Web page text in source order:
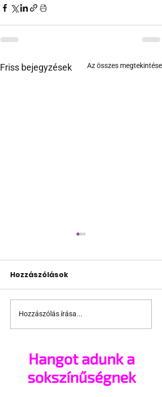
Friss bejegyzések Az összes megtekintése
Szabad-e spermát
lopni egy Grindr-
Hozzászólások
Hozzászólás írása...
Hangot adunk a
sokszínűségnek